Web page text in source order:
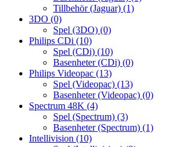
Tillbehör (Jaguar) (1)
3DO (0)
Spel (3DO) (0)
Philips CDi (10)
Spel (CDi) (10)
Basenheter (CDi) (0)
Philips Videopac (13)
Spel (Videopac) (13)
Basenheter (Videopac) (0)
Spectrum 48K (4)
Spel (Spectrum) (3)
Basenheter (Spectrum) (1)
Intellivision (10)